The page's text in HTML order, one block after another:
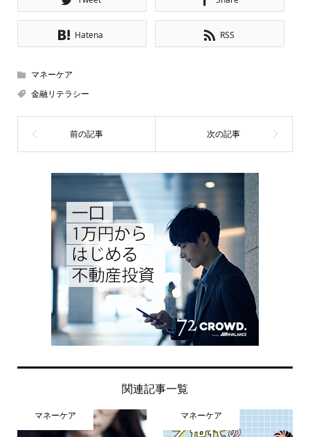
Hatena RSS
マネーケア
金融リテラシー
関連記事一覧
マネーケア マネーケア